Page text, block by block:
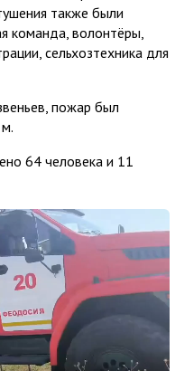
также были
команда, волонтёры,
сельхозтехника для
пожар был
64 человека и 11